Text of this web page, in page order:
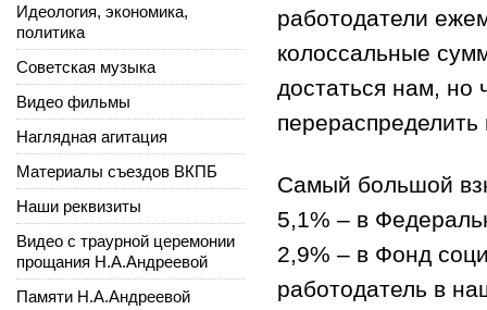
работодатели
колоссальные
достаться нам, но
Самый большой
5,1% – в
2,9% – в Фонд
работодатель в
Идеология, экономика,
политика
Советская музыка
Видео фильмы
Наглядная агитация
Материалы съездов ВКПБ
Наши реквизиты
Видео с траурной церемонии
прощания Н.А.Андреевой
Памяти Н.А.Андреевой